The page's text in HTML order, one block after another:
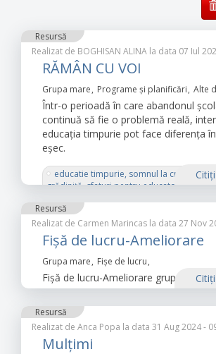
Resursă
Realizat de BOGHISAN ALINA la data 07 Iul
RĂMÂN CU VOI
Grupa mare Programe și planificări Alte
Într-o perioadă în care abandonul
continuă să fie o problemă reală,
educația timpurie pot face diferența
eșec.
educatie timpurie, somnul la creșă,
grădiniță, sfaturi pentru educatori,
Resursă
Realizat de Carmen Marincas la data 27 Nov
Fișă de lucru-Ameliorare
Grupa mare Fișe de lucru
Fișă de lucru-Ameliorare grupa Mare
Resursă
Realizat de Anca Popa la data 31 Aug 2024 -
Mulțimi